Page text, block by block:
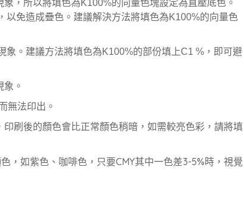
，所以將填色為K100%的向量色塊設定為直壓底色。
以免造成疊色。建議解決方法將填色為K100%的向量色
。建議方法將填色為K100%的部份填上C1 %，即可避
。
無法印出。
刷後的顏色會比正常顏色稍暗，如需較亮色彩，請將填
，如紫色、咖啡色，只要CMY其中一色差3-5%時，視覺